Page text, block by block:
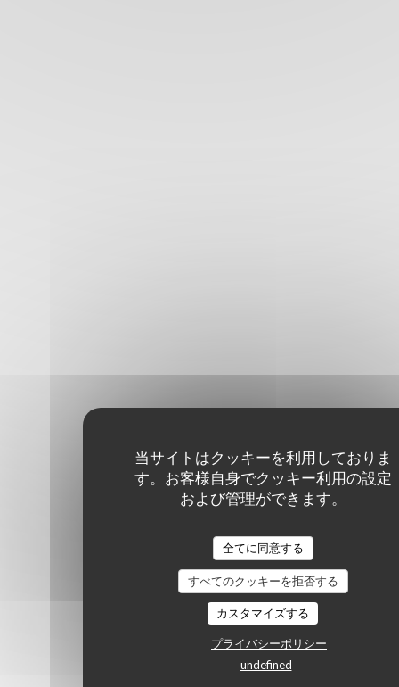
当サイトはクッキーを利用しておりま
す。お客様自身でクッキー利用の設定
および管理ができます。
全てに同意する
すべてのクッキーを拒否する
カスタマイズする
プライバシーポリシー
undefined